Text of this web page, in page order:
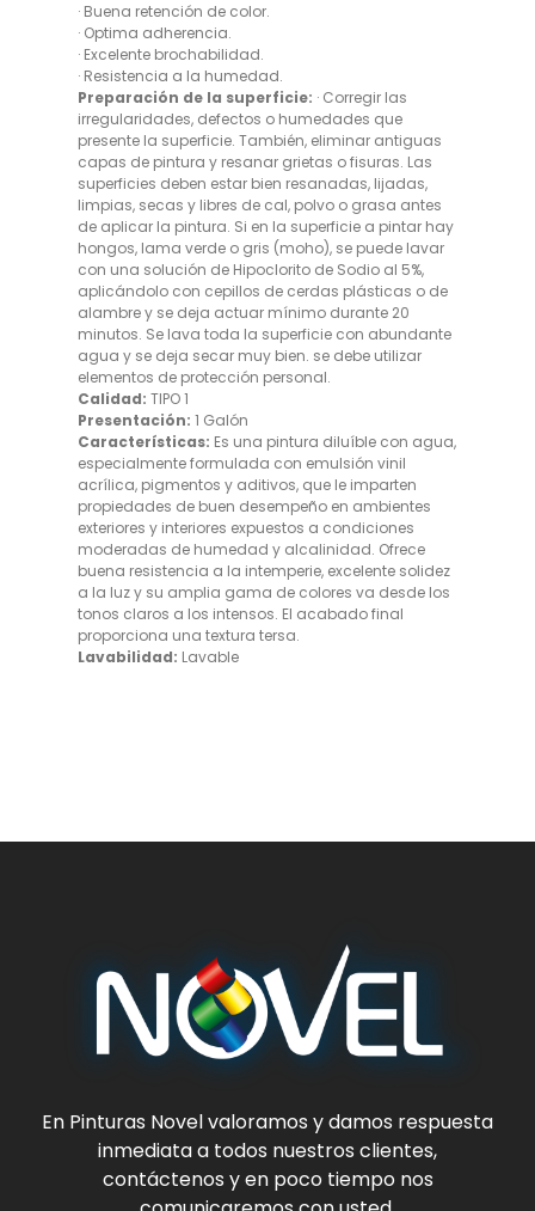
· Buena retención de color.
· Optima adherencia.
· Excelente brochabilidad.
· Resistencia a la humedad.
Preparación de la superficie: · Corregir las
irregularidades, defectos o humedades que
presente la superficie. También, eliminar antiguas
capas de pintura y resanar grietas o fisuras. Las
superficies deben estar bien resanadas, lijadas,
limpias, secas y libres de cal, polvo o grasa antes
de aplicar la pintura. Si en la superficie a pintar hay
hongos, lama verde o gris (moho), se puede lavar
con una solución de Hipoclorito de Sodio al 5%,
aplicándolo con cepillos de cerdas plásticas o de
alambre y se deja actuar mínimo durante 20
minutos. Se lava toda la superficie con abundante
agua y se deja secar muy bien. se debe utilizar
elementos de protección personal.
Calidad: TIPO 1
Presentación: 1 Galón
Características: Es una pintura diluíble con agua,
especialmente formulada con emulsión vinil
acrílica, pigmentos y aditivos, que le imparten
propiedades de buen desempeño en ambientes
exteriores y interiores expuestos a condiciones
moderadas de humedad y alcalinidad. Ofrece
buena resistencia a la intemperie, excelente solidez
a la luz y su amplia gama de colores va desde los
tonos claros a los intensos. El acabado final
proporciona una textura tersa.
Lavabilidad: Lavable
En Pinturas Novelvaloramos y damos respuesta
inmediata a todos nuestros clientes,
contáctenos y en poco tiempo nos